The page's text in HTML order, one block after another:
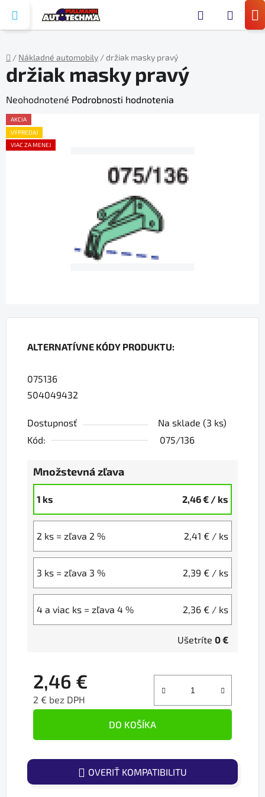
obsah
Domov
/ Nákladné automobily /držiak masky pravý
ALTERNATÍVNE KÓDY PRODUKTU:
075136
504049432
Dostupnosť Na sklade (3 ks)
Kód:
075/136
Množstevná zľava
1 ks 2,46 € / ks
2 ks = zľava 2 % 2,41 € / ks
3 ks = zľava 3 % 2,39 € / ks
4 a viac ks = zľava 4 % 2,36 € / ks
Ušetríte 0 €
2,46 €
2 € bez DPH
DO KOŠÍKA
OVERIŤ KOMPATIBILITU
držiak masky pravý
Priemerné
hodnotenie
produktu
je
Neohodnotené Podrobnosti hodnotenia
AKCIA
VÝPREDAJ
VIAC ZA MENEJ